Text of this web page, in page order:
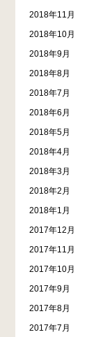
2018年11月
2018年10月
2018年9月
2018年8月
2018年7月
2018年6月
2018年5月
2018年4月
2018年3月
2018年2月
2018年1月
2017年12月
2017年11月
2017年10月
2017年9月
2017年8月
2017年7月